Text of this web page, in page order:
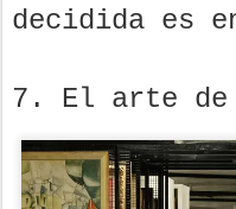
decidida es
7. El arte de